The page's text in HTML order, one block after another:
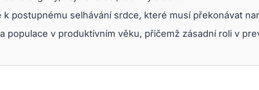
postupnému selhávání srdce, které musí překonávat
v produktivním věku, přičemž zásadní roli v